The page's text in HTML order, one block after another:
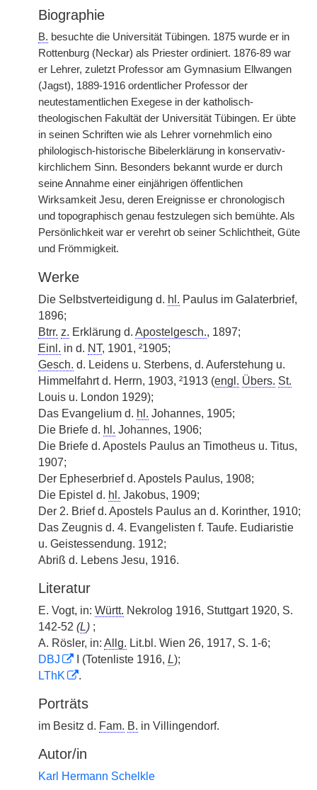
Biographie
B. besuchte die Universität Tübingen. 1875 wurde er in
Rottenburg (Neckar) als Priester ordiniert. 1876-89 war
er Lehrer, zuletzt Professor am Gymnasium Ellwangen
(Jagst), 1889-1916 ordentlicher Professor der
neutestamentlichen Exegese in der katholisch-
theologischen Fakultät der Universität Tübingen. Er übte
in seinen Schriften wie als Lehrer vornehmlich eino
philologisch-historische Bibelerklärung in konservativ-
kirchlichem Sinn. Besonders bekannt wurde er durch
seine Annahme einer einjährigen öffentlichen
Wirksamkeit Jesu, deren Ereignisse er chronologisch
und topographisch genau festzulegen sich bemühte. Als
Persönlichkeit war er verehrt ob seiner Schlichtheit, Güte
und Frömmigkeit.
Werke
Die Selbstverteidigung d. hl. Paulus im Galaterbrief,
1896;
Btrr. z. Erklärung d. Apostelgesch., 1897;
Einl. in d. NT, 1901, ²1905;
Gesch. d. Leidens u. Sterbens, d. Auferstehung u.
Himmelfahrt d. Herrn, 1903, ²1913 (engl. Übers. St.
Louis u. London 1929);
Das Evangelium d. hl. Johannes, 1905;
Die Briefe d. hl. Johannes, 1906;
Die Briefe d. Apostels Paulus an Timotheus u. Titus,
1907;
Der Epheserbrief d. Apostels Paulus, 1908;
Die Epistel d. hl. Jakobus, 1909;
Der 2. Brief d. Apostels Paulus an d. Korinther, 1910;
Das Zeugnis d. 4. Evangelisten f. Taufe. Eudiaristie
u. Geistessendung. 1912;
Abriß d. Lebens Jesu, 1916.
Literatur
E. Vogt, in: Württ. Nekrolog 1916, Stuttgart 1920, S.
142-52 (L) ;
A. Rösler, in: Allg. Lit.bl. Wien 26, 1917, S. 1-6;
DBJ
I (Totenliste 1916, L);
LThK
.
Porträts
im Besitz d. Fam. B. in Villingendorf.
Autor/in
Karl Hermann Schelkle